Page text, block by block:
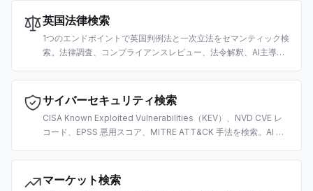
英国法律検索
1つのエンドポイントで英国判例法と一次立法をセマンティック検
索。法律調査、コンプライアンスレビュー、法令解釈、AI主導の
サイバーセキュリティ検索
CISA Known Exploited Vulnerabilities（KEV）、NVD CVE レ
コード、EPSS 悪用スコア、MITRE ATT&CK 手法を検索。AI 主
用向けに構築。
マーケット検索